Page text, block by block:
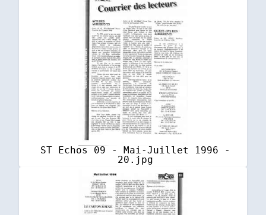
ST Echos 09 - Mai-Juillet 1996 -
20.jpg